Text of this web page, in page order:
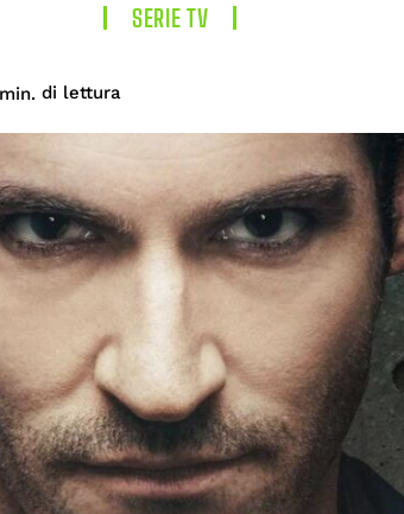
SERIE TV
min. di lettura